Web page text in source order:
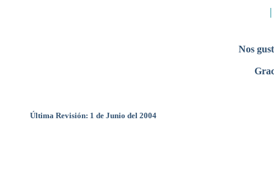
Nos
Última Revisión: 1 de Junio del 2004